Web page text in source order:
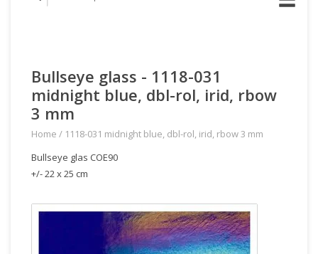
Bullseye glass - 1118-031
midnight blue, dbl-rol, irid, rbow
3 mm
Home / 1118-031 midnight blue, dbl-rol, irid, rbow 3 mm
Bullseye glas COE90
+/- 22 x 25 cm